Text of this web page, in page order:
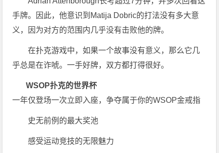
手牌。因此，他意识到Matija Dobric的打法没有多大意
义，因为对方的范围内几乎没有击败他的牌。
在扑克游戏中，如果一个故事没有意义，那么它几
乎总是在诈唬。一手好牌，双方都打得很好。
WSOP扑克的世界杯
一年仅登场一次立即入座，争夺属于你的WSOP金戒指
史无前例的最大奖池
感受运动竞技的无限魅力